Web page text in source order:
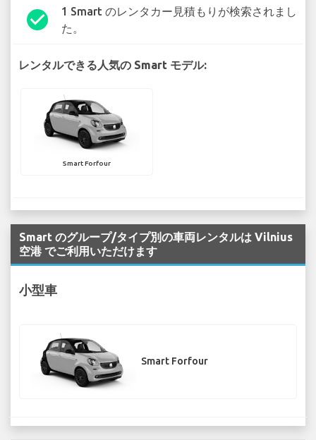
check_circle
1 Smart のレンタカー見積もりが検索されまし
た。
レンタルできる人気の Smart モデル:
Smart Forfour
Smart のグループ/タイプ別の車両レンタルは Vilnius
空港 でご利用いただけます
小型車
Smart Forfour